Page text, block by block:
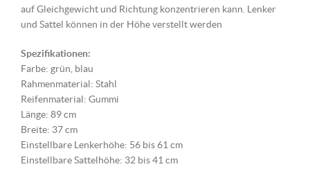
auf Gleichgewicht und Richtung konzentrieren kann. Lenker
und Sattel können in der Höhe verstellt werden
Spezifikationen:
Farbe: grün, blau
Rahmenmaterial: Stahl
Reifenmaterial: Gummi
Länge: 89 cm
Breite: 37 cm
Einstellbare Lenkerhöhe: 56 bis 61 cm
Einstellbare Sattelhöhe: 32 bis 41 cm